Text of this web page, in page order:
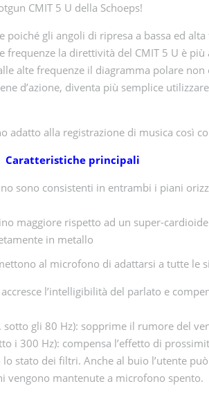
CMIT 5 U della Schoeps!
poiché gli angoli di ripresa a bassa ed
la direttività del CMIT 5 U è
alte frequenze il diagramma polare non
d’azione, diventa più semplice
adatto alla registrazione di musica così
Caratteristiche principali
sono consistenti in entrambi i piani
maggiore rispetto ad un super-cardioide
in metallo
al microfono di adattarsi a tutte le
l’intelligibilità del parlato e
gli 80 Hz): sopprime il rumore del
i 300 Hz): compensa l’effetto di
stato dei filtri. Anche al buio l’utente
vengono mantenute a microfono spento.